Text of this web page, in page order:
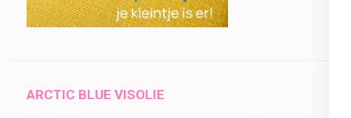
ARCTIC BLUE VISOLIE